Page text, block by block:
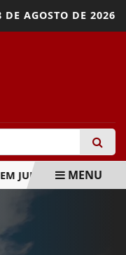
DE AGOSTO DE 2026
STMMENU